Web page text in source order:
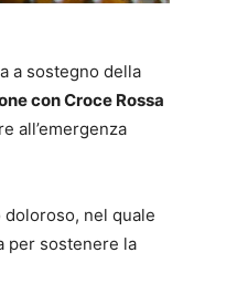
a sostegno della
con Croce Rossa
all’emergenza
nel quale
per sostenere la